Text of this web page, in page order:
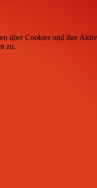
über Cookies und ihre
zu.